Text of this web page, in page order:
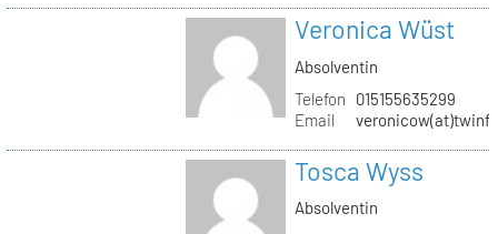
Veronica Wüst
Absolventin
Telefon
015155635299
Email
Tosca Wyss
Absolventin